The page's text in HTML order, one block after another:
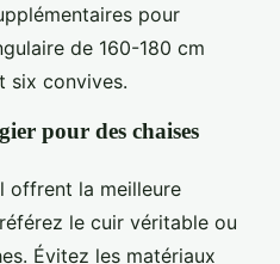
pour
de 160-180 cm
six convives.
pour des chaises
offrent la meilleure
le cuir véritable ou
Évitez les matériaux